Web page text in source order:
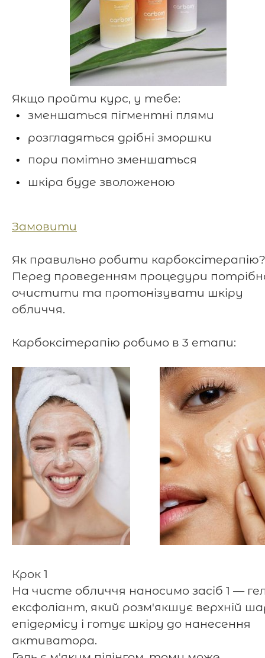
Якщо пройти курс, у тебе:
зменшаться пігментні плями
розгладяться дрібні зморшки
пори помітно зменшаться
шкіра буде зволоженою
Замовити
Як правильно робити карбоксітерапію?
Перед проведенням процедури
очистити та протонізувати шкіру
обличчя.
Карбоксітерапію робимо в 3 етапи:
Крок 1
На чисте обличчя наносимо засіб 1 —
ексфоліант, який розм'якшує верхній
епідермісу і готує шкіру до нанесення
активатора.